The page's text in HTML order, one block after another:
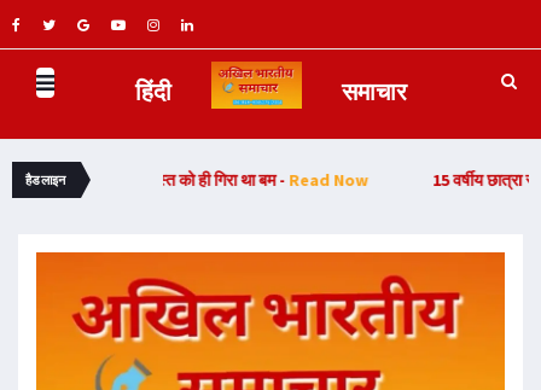
हिंदी समाचार
हैडलाइनपर 6 अगस्त को ही गिरा था बम -Read Now 15 वर्षीय छात्रा से दुष्कर्म